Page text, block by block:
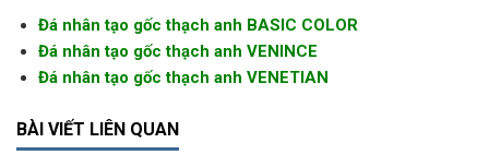
Đá nhân tạo gốc thạch anh BASIC COLOR
Đá nhân tạo gốc thạch anh VENINCE
Đá nhân tạo gốc thạch anh VENETIAN
BÀI VIẾT LIÊN QUAN